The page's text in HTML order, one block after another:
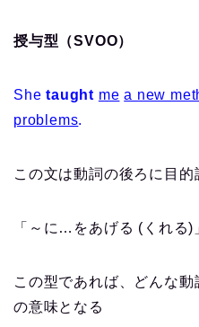
授与型（SVOO）
Shetaught me a new
problems.
この文は動詞の後ろに目的
「～に…をあげる (くれる)
この型であれば、どんな
の意味となる